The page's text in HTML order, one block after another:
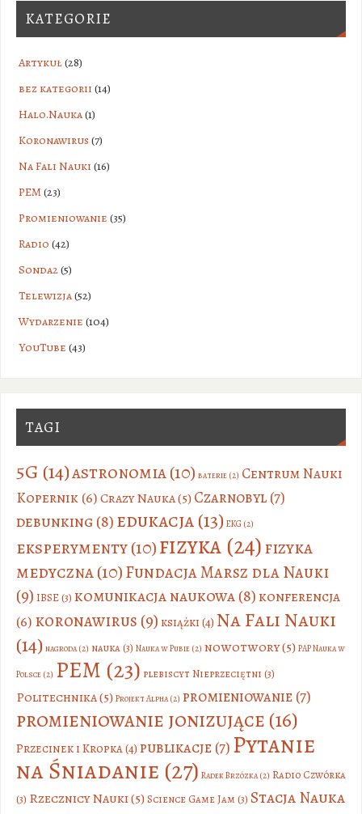
KATEGORIE
Artykuł(28)
bez kategorii (14)
Halo.Nauka(1)
Koronawirus (7)
Na Fali Nauki (16)
PEM(23)
Promieniowanie (35)
Radio (42)
Sonda2(5)
Telewizja(52)
Wydarzenie (104)
YouTube (43)
TAGI
5G (14)astronomia(10) baterie(2) Centrum Nauki
Kopernik(6)Crazy Nauka(5)Czarnobyl(7)
debunking (8)edukacja(13) EKG(2)
eksperymenty(10)fizyka(24)fizyka
medyczna(10)Fundacja Marsz dla Nauki
(9) IBSE(3) komunikacja naukowa(8) konferencja
(6) koronawirus (9) książki (4) Na Fali Nauki
(14) nagroda(2) nauka(3) Nauka w Pubie(2) nowotwory(5) PAP Nauka w
Polsce(2) PEM (23) plebiscyt Nieprzeciętni (3)
Politechnika(5) Projekt Alpha(2) promieniowanie(7)
promieniowanie jonizujące (16)
Przecinek i Kropka(4) publikacje(7) Pytanie
na Śniadanie (27) Radek Brzózka(2) Radio Czwórka
(3) Rzecznicy Nauki(5)Science Game Jam (3) Stacja Nauka